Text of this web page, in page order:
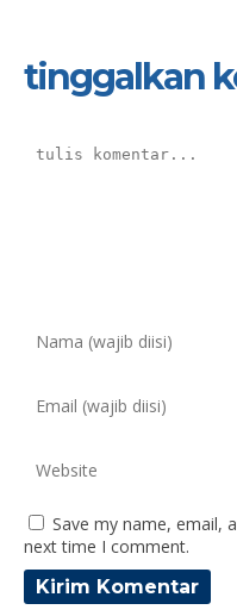
tinggalkan
Save my name, email,
next time I comment.